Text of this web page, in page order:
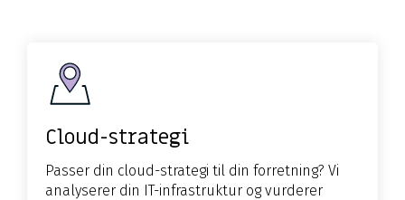
Cloud-strategi
Passer din cloud-strategi til din forretning? Vi
analyserer din IT-infrastruktur ogvurderer